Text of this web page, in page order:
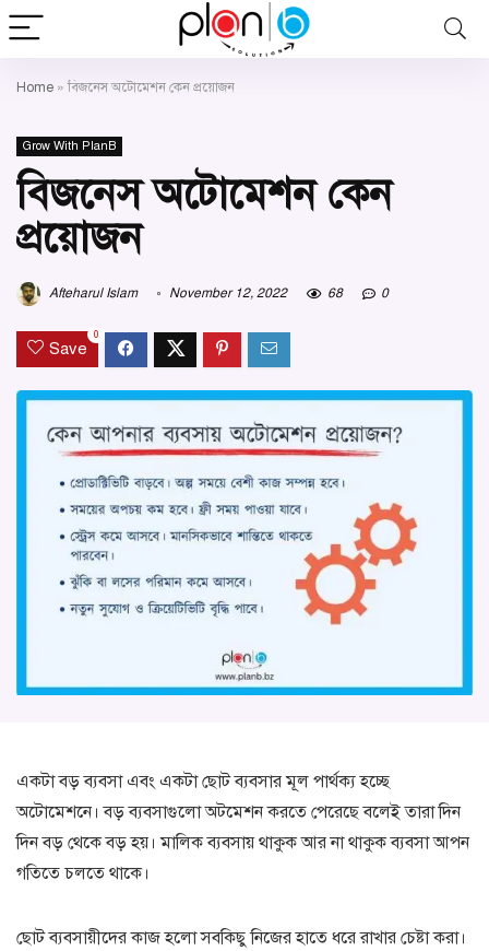
Home »বিজনেস অটোমেশন কেন প্রয়োজন
Grow With PlanB
বিজনেস অটোমেশন কেন
প্রয়োজন
Afteharul Islam November 12, 2022 68 0
Save
0
একটা বড় ব্যবসা এবং একটা ছোট ব্যবসার মূল পার্থক্য হচ্ছে
অটোমেশনে। বড় ব্যবসাগুলো অটমেশন করতে পেরেছে বলেই তারা দিন
দিন বড় থেকে বড় হয়। মালিক ব্যবসায় থাকুক আর না থাকুক ব্যবসা আপন
গতিতে চলতে থাকে।
ছোট ব্যবসায়ীদের কাজ হলো সবকিছু নিজের হাতে ধরে রাখার চেষ্টা করা।